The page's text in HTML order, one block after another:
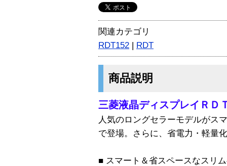
関連カテゴリ
RDT152 | RDT
商品説明
三菱液晶ディスプレイＲＤ
人気のロングセラーモデルがス
で登場。さらに、省電力・軽量
■ スマート＆省スペースなスリ